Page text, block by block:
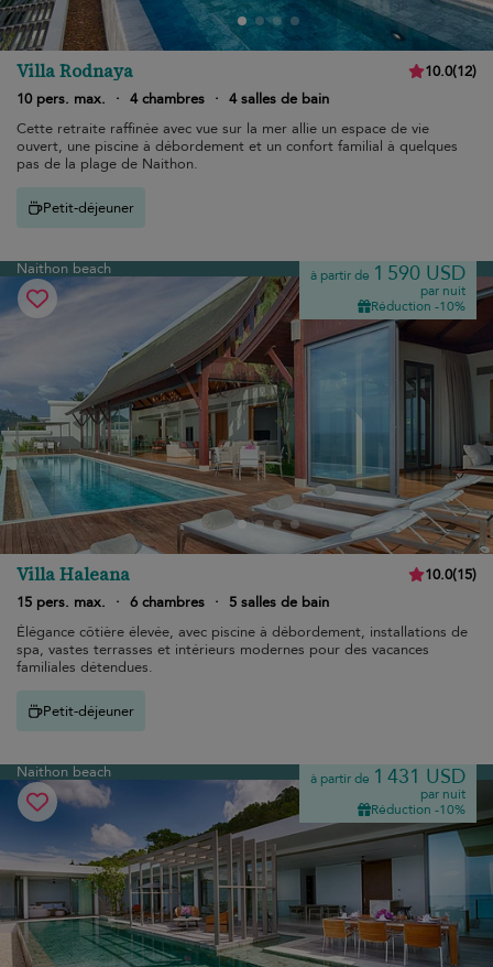
Villa Rodnaya 10.0(12)
10 pers. max.
· 4 chambres · 4 salles de bain
Cette retraite raffinée avec vue sur la mer allie un espace de vie
ouvert, une piscine à débordement et un confort familial à quelques
pas de la plage de Naithon.
Petit-déjeuner
Naithon beach à partir de 1 590 USD
par nuit
Réduction -10%
Villa Haleana 10.0(15)
15 pers. max.
· 6 chambres ·
5 salles de bain
Élégance côtière élevée, avec piscine à débordement, installations de
spa, vastes terrasses et intérieurs modernes pour des vacances
familiales détendues.
Petit-déjeuner
Naithon beach à partir de 1 431 USD
par nuit
Réduction -10%